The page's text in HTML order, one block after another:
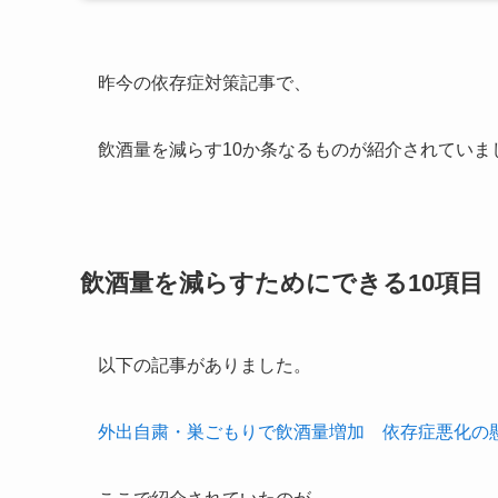
昨今の依存症対策記事で、
飲酒量を減らす10か条なるものが紹介されていま
飲酒量を減らすためにできる10項目
以下の記事がありました。
外出自粛・巣ごもりで飲酒量増加 依存症悪化の